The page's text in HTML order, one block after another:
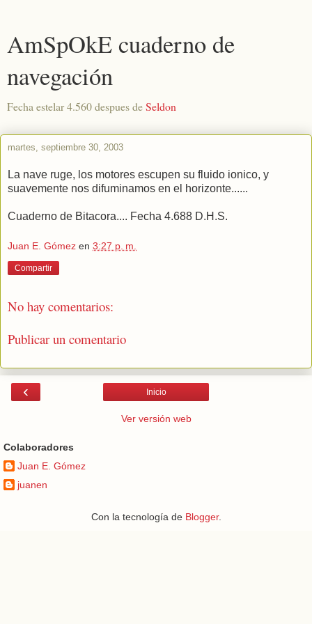
AmSpOkE cuaderno de
navegación
Fecha estelar 4.560 despues deSeldon
martes, septiembre 30, 2003
La nave ruge, los motores escupen su fluido ionico, y
suavemente nos difuminamos en el horizonte......
Cuaderno de Bitacora.... Fecha 4.688 D.H.S.
Juan E. Gómez en 3:27 p. m.
Compartir
No hay comentarios:
Publicar un comentario
‹ Inicio
Ver versión web
Colaboradores
Juan E. Gómez
juanen
Con la tecnología de Blogger.